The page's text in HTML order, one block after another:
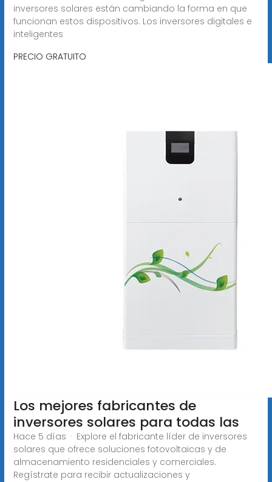
inversores solares están cambiando la forma en que
funcionan estos dispositivos. Los inversores digitales e
inteligentes
PRECIO GRATUITO
Los mejores fabricantes de
inversores solares para todas las
Hace 5 días · Explore el fabricante líder de inversores
solares que ofrece soluciones fotovoltaicas y de
almacenamiento residenciales y comerciales.
Regístrate para recibir actualizaciones y